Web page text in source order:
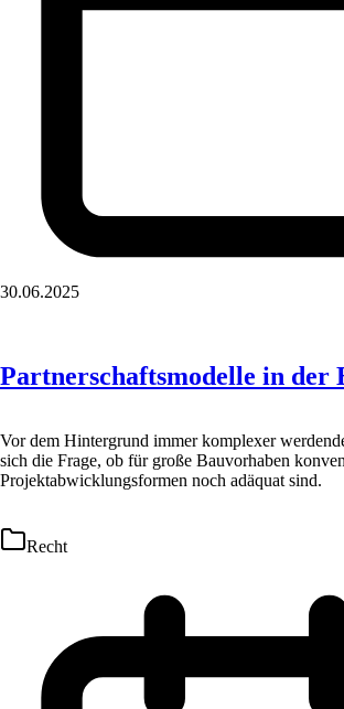
30.06.2025
Partnerschaftsmodelle in der
Vor dem Hintergrund immer komplexer
sich die Frage, ob für große Bauvorhaben
Projektabwicklungsformen noch adäquat sind.
Recht